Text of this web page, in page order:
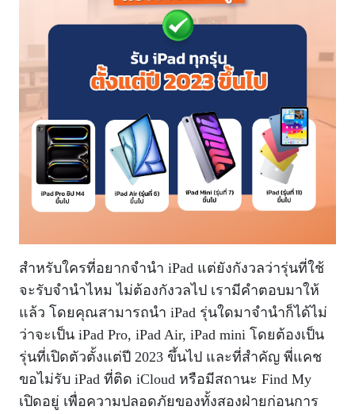
สำหรับใครที่อยากจำนำ iPad แต่ยังกังวลว่ารุ่นที่ใช้
จะรับจำนำไหม ไม่ต้องกังวลไป เรามีคำตอบมาให้
แล้ว โดยคุณสามารถนำ iPad รุ่นใดมาจำนำก็ได้ไม่
ว่าจะเป็น iPad Pro, iPad Air, iPad mini โดยต้องเป็น
รุ่นที่เปิดตัวตั้งแต่ปี 2023 ขึ้นไป และที่สำคัญ พี่แคช
ขอไม่รับ iPad ที่ติด iCloud หรือมีสถานะ Find My
เปิดอยู่ เพื่อความปลอดภัยของทั้งสองฝ่ายก่อนการ